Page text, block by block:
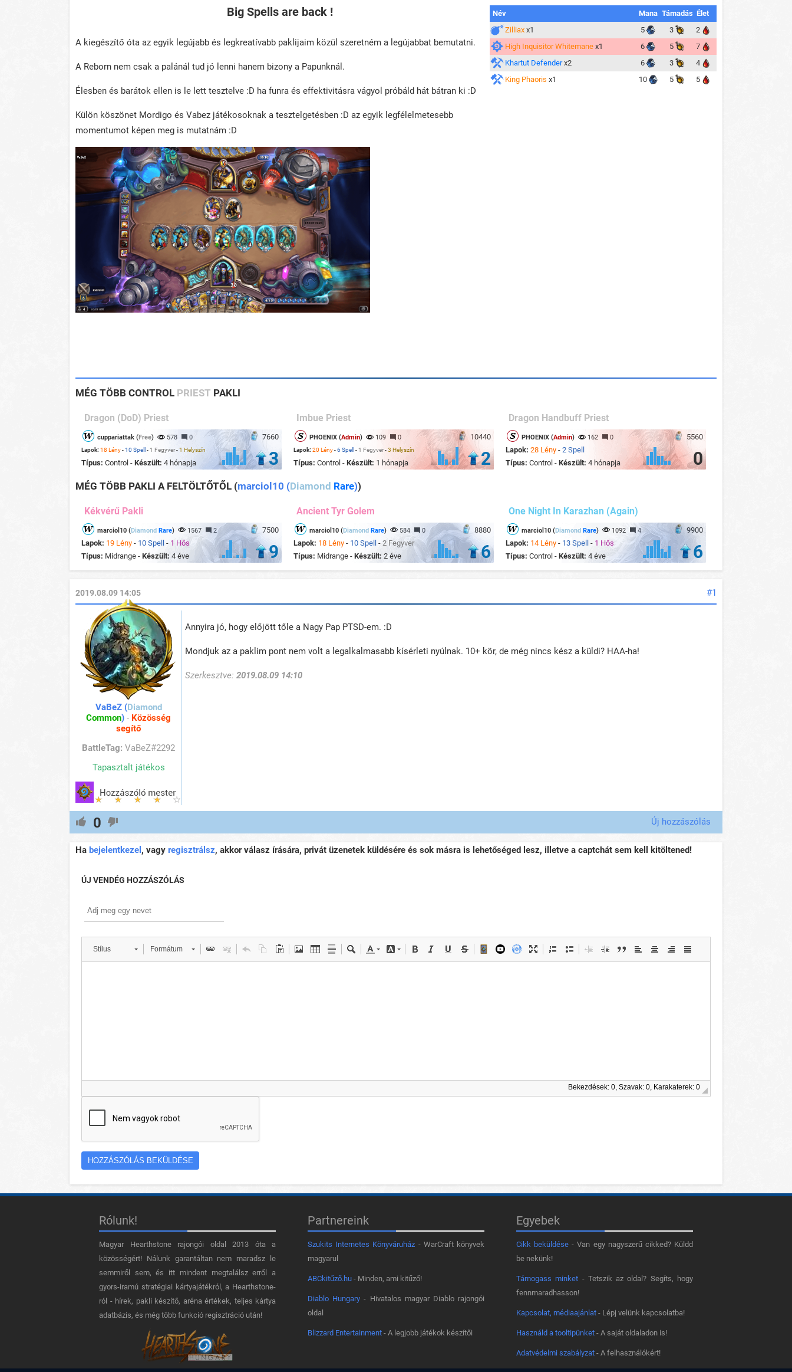
Big Spells are back !
A kiegészítő óta az egyik legújabb és legkreatívabb paklijaim közül szeretném a legújabbat bemutatni.
A Reborn nem csak a palánál tud jó lenni hanem bizony a Papunknál.
Élesben és barátok ellen is le lett tesztelve :D ha funra és effektivitásra vágyol próbáld hát bátran ki :D
Külön köszönet Mordigo és Vabez játékosoknak a tesztelgetésben :D az egyik legfélelmetesebb
momentumot képen meg is mutatnám :D
Név Mana Támadás Élet
Zilliax x1 5 3
2
High Inquisitor Whitemane x1 6 5
7
Khartut Defender x2 6 3
4
King Phaoris x1 10 5 5
MÉG TÖBB CONTROL PRIEST PAKLI
Dragon (DoD) Priest
7660
cuppariattak (Free) 578 0
Lapok: 18 Lény-10 Spell -1 Fegyver-1 Helyszín
Típus: Control - Készült: 4 hónapja 3
Imbue Priest
10440
PHOENIX (Admin) 109 0
Lapok: 20 Lény-6 Spell - 1 Fegyver-3 Helyszín
Típus: Control - Készült: 1 hónapja 2
Dragon Handbuff Priest
5560
PHOENIX (Admin) 162 0
Lapok: 28 Lény - 2 Spell
Típus: Control - Készült: 4 hónapja 0
MÉG TÖBB PAKLI A FELTÖLTŐTŐL (marciol10 (Diamond Rare))
Kékvérű Pakli
7500
marciol10 (Diamond Rare) 1567 2
Lapok: 19 Lény - 10 Spell - 1 Hős
Típus: Midrange - Készült: 4 éve 9
Ancient Tyr Golem
8880
marciol10 (Diamond Rare) 584 0
Lapok: 18 Lény - 10 Spell - 2 Fegyver
Típus: Midrange - Készült: 2 éve 6
One Night In Karazhan (Again)
9900
marciol10 (Diamond Rare) 1092 4
Lapok: 14 Lény - 13 Spell - 1 Hős
Típus: Control - Készült: 4 éve 6
#1
2019.08.09 14:05
VaBeZ (Diamond
Common) - Közösség
segítő
BattleTag: VaBeZ#2292
Tapasztalt játékos
Annyira jó, hogy előjött tőle a Nagy Pap PTSD-em. :D
Mondjuk az a paklim pont nem volt a legalkalmasabb kísérleti nyúlnak. 10+ kör, de még nincs kész a küldi? HAA-ha!
Szerkesztve: 2019.08.09 14:10
0 Új hozzászólás
Ha bejelentkezel , vagy regisztrálsz, akkor válasz írására, privát üzenetek küldésére és sok másra is lehetőséged lesz, illetve a captchát sem kell kitöltened!
ÚJ VENDÉG HOZZÁSZÓLÁS
Stílus Formátum
Bekezdések: 0, Szavak: 0, Karakaterek: 0
Rólunk!
Magyar Hearthstone​ rajongói oldal 2013 óta a
közösségért! Nálunk garantáltan nem maradsz le
semmiről sem, és itt mindent megtalálsz erről a
gyors-iramú stratégiai kártyajátékról, a Hearthstone-
ról - hírek, pakli készítő, aréna értékek, teljes kártya
adatbázis, és még több funkció regisztráció után!
Partnereink
Szukits Internetes Könyváruház - WarCraft könyvek
magyarul
ABCkitűző.hu - Minden, ami kitűző!
Diablo Hungary - Hivatalos magyar Diablo rajongói
oldal
Blizzard Entertainment - A legjobb játékok készítői
Egyebek
Cikk beküldése - Van egy nagyszerű cikked? Küldd
be nekünk!
Támogass minket - Tetszik az oldal? Segíts, hogy
fennmaradhasson!
Kapcsolat, médiaajánlat - Lépj velünk kapcsolatba!
Használd a tooltipünket - A saját oldaladon is!
Adatvédelmi szabályzat - A felhasználókért!